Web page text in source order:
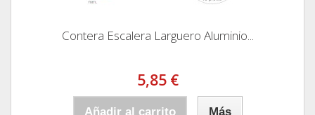
Contera Escalera Larguero Aluminio...
5,85 €
Añadir al carrito Más